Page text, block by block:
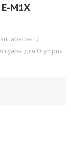
M1X
/
для Olympus